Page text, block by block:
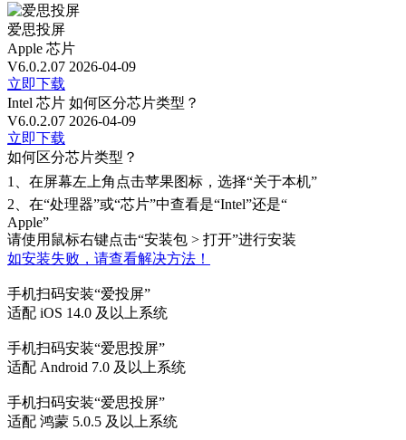
爱思投屏
Apple 芯片
V6.0.2.07 2026-04-09
立即下载
Intel 芯片 如何区分芯片类型？
V6.0.2.07 2026-04-09
立即下载
如何区分芯片类型？
1、 在屏幕左上角点击苹果图标，选择“关于本机”
2、 在“处理器”或“芯片”中查看是“Intel”还是“
Apple”
请使用鼠标右键点击“安装包 > 打开”进行安装
如安装失败，请查看解决方法！
手机扫码安装“爱投屏”
适配 iOS 14.0 及以上系统
手机扫码安装“爱思投屏”
适配 Android 7.0 及以上系统
手机扫码安装“爱思投屏”
适配 鸿蒙 5.0.5 及以上系统